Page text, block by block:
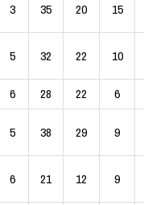
3 35 20 15
5 32 22 10
6 28 22 6
5 38 29 9
6 21 12 9